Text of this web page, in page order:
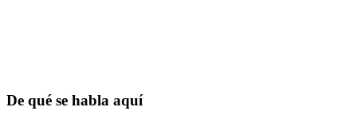
De qué se habla aquí